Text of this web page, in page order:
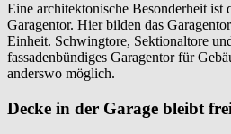
Eine architektonische Besonderheit ist
Garagentor. Hier bilden das
Einheit. Schwingtore, Sektionaltore
fassadenbündiges Garagentor für
anderswo möglich.
Decke in der Garage bleibt frei